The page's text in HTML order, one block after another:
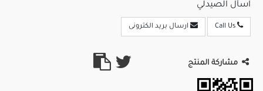
اسأل الصيدلي
ارسال بريد الكترونى
مشاركة المنتج